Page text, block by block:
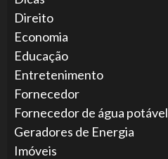
Direito
Economia
Educação
Entretenimento
Fornecedor
Fornecedor de água potável
Geradores de Energia
Imóveis